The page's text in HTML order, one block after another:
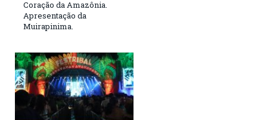
Coração da Amazônia.
Apresentação da
Muirapinima.